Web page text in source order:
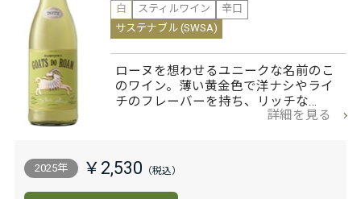
白
スティルワイン
辛口
サステナブル (SWSA)
ローヌを想わせるユニークな名前のこ
のワイン。薄い黄金色で洋ナシやライ
チのフレーバーを持ち、リッチな…
詳細を見る
2025年 ￥2,530